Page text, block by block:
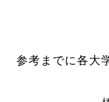
参考までに各大